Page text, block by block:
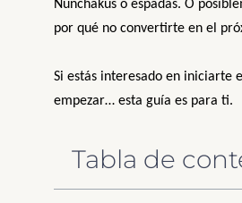
Nunchakus o espadas. O
por qué no convertirte en el
Si estás interesado en iniciarte
empezar… esta guía es para ti.
Tabla de